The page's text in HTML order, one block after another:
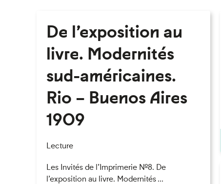
De l’exposition au
livre. Modernités
sud-américaines.
Rio – Buenos Aires
1909
Lecture
Les Invités de l’Imprimerie n°8. De
l’exposition au livre. Modernités ...